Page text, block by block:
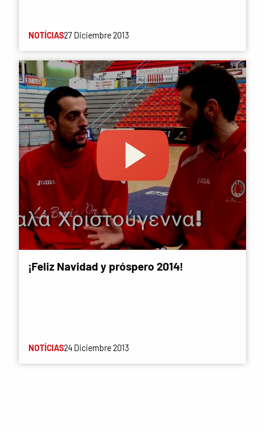
NOTÍCIAS27 Diciembre 2013
¡Feliz Navidad y próspero 2014!
NOTÍCIAS24 Diciembre 2013